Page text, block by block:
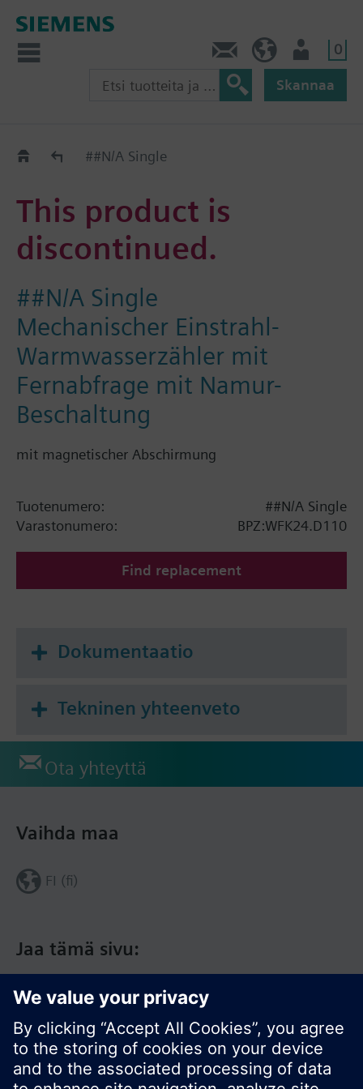
0
Skannaa
Old2New##N/A Single
This product is
discontinued.
##N/A Single
Mechanischer Einstrahl-
Warmwasserzähler mit
Fernabfrage mit Namur-
Beschaltung
mit magnetischer Abschirmung
Tuotenumero:
##N/A Single
Varastonumero:
BPZ:WFK24.D110
Find replacement
Dokumentaatio
Tekninen yhteenveto
Ota yhteyttä
Jaa tämä sivu:
Vaihda maa
FI (fi)